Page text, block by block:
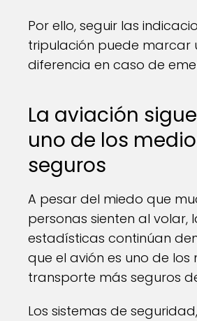
Por ello, seguir las
tripulación puede marcar
diferencia en caso de
La aviación
uno de los
seguros
A pesar del miedo que
personas sienten al volar,
estadísticas continúan
que el avión es uno de los
transporte más seguros
Los sistemas de